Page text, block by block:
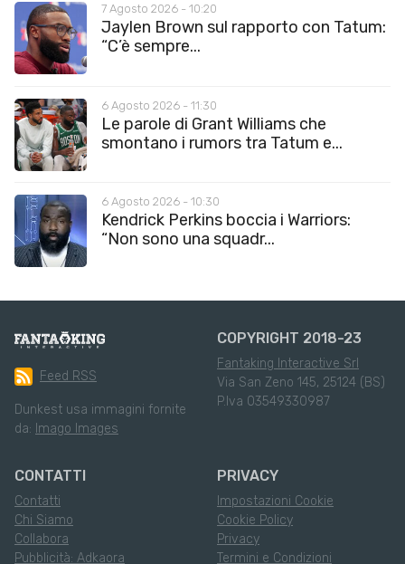
7 Agosto 2026 - 10:20
Jaylen Brown sul rapporto con Tatum:
“C’è sempre...
6 Agosto 2026 - 11:30
Le parole di Grant Williams che
smontano i rumors tra Tatum e...
6 Agosto 2026 - 10:30
Kendrick Perkins boccia i Warriors:
“Non sono una squadr...
Feed RSS
Dunkest usa immagini fornite
da: Imago Images
COPYRIGHT 2018-23
Fantaking Interactive Srl
Via San Zeno 145, 25124 (BS)
P.Iva 03549330987
CONTATTI
Contatti
Chi Siamo
Collabora
Pubblicità: Adkaora
PRIVACY
Impostazioni Cookie
Cookie Policy
Privacy
Termini e Condizioni